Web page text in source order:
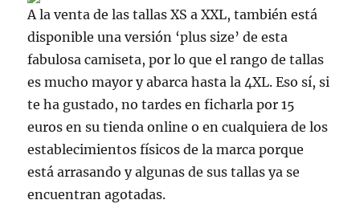
A la venta de las tallas XS a XXL, también está
disponible una versión ‘plus size’ de esta
fabulosa camiseta, por lo que el rango de tallas
es mucho mayor y abarca hasta la 4XL. Eso sí, si
te ha gustado, no tardes en ficharla por 15
euros en su tienda online o en cualquiera de los
establecimientos físicos de la marca porque
está arrasando y algunas de sus tallas ya se
encuentran agotadas.